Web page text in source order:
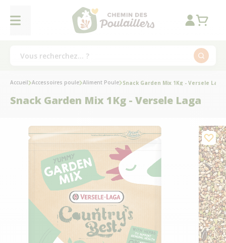
Accueil Accessoires poule Aliment Poule Snack Garden Mix 1Kg - Versele Laga
Snack Garden Mix 1Kg - Versele Laga